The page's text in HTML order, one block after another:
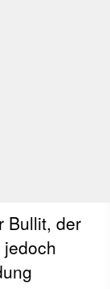
Bullit, der